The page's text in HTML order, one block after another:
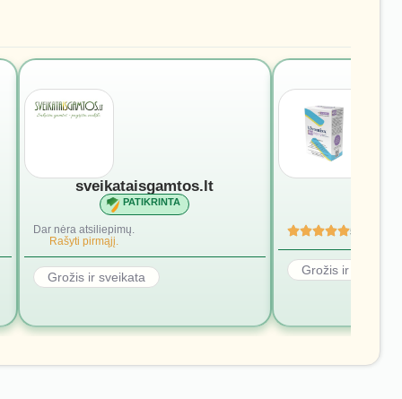
sveikataisgamtos.lt
PATIKRINTA
Dar nėra atsiliepimų.
Rašyti pirmąjį.
Grožis ir sveikata
5
Grožis ir sveikata